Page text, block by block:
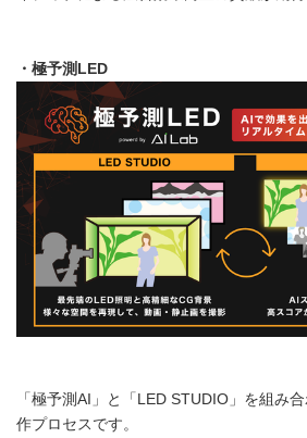
・極予測 LED
「極予測AI」と「LED STUDIO」を組み
作プロセスです。